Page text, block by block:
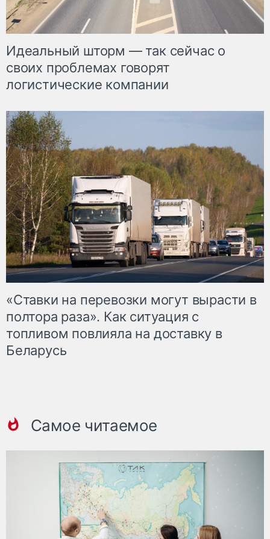
Идеальный шторм — так сейчас о
своих проблемах говорят
логистические компании
«Ставки на перевозки могут вырасти в
полтора раза». Как ситуация с
топливом повлияла на доставку в
Беларусь
Самое читаемое